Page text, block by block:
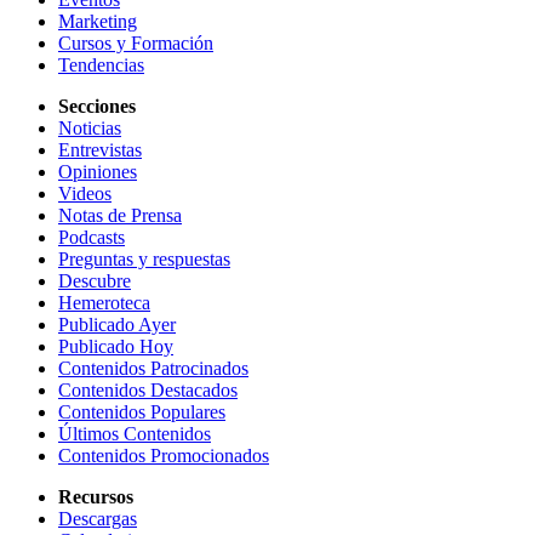
Marketing
Cursos y Formación
Tendencias
Secciones
Noticias
Entrevistas
Opiniones
Videos
Notas de Prensa
Podcasts
Preguntas y respuestas
Descubre
Hemeroteca
Publicado Ayer
Publicado Hoy
Contenidos Patrocinados
Contenidos Destacados
Contenidos Populares
Últimos Contenidos
Contenidos Promocionados
Recursos
Descargas